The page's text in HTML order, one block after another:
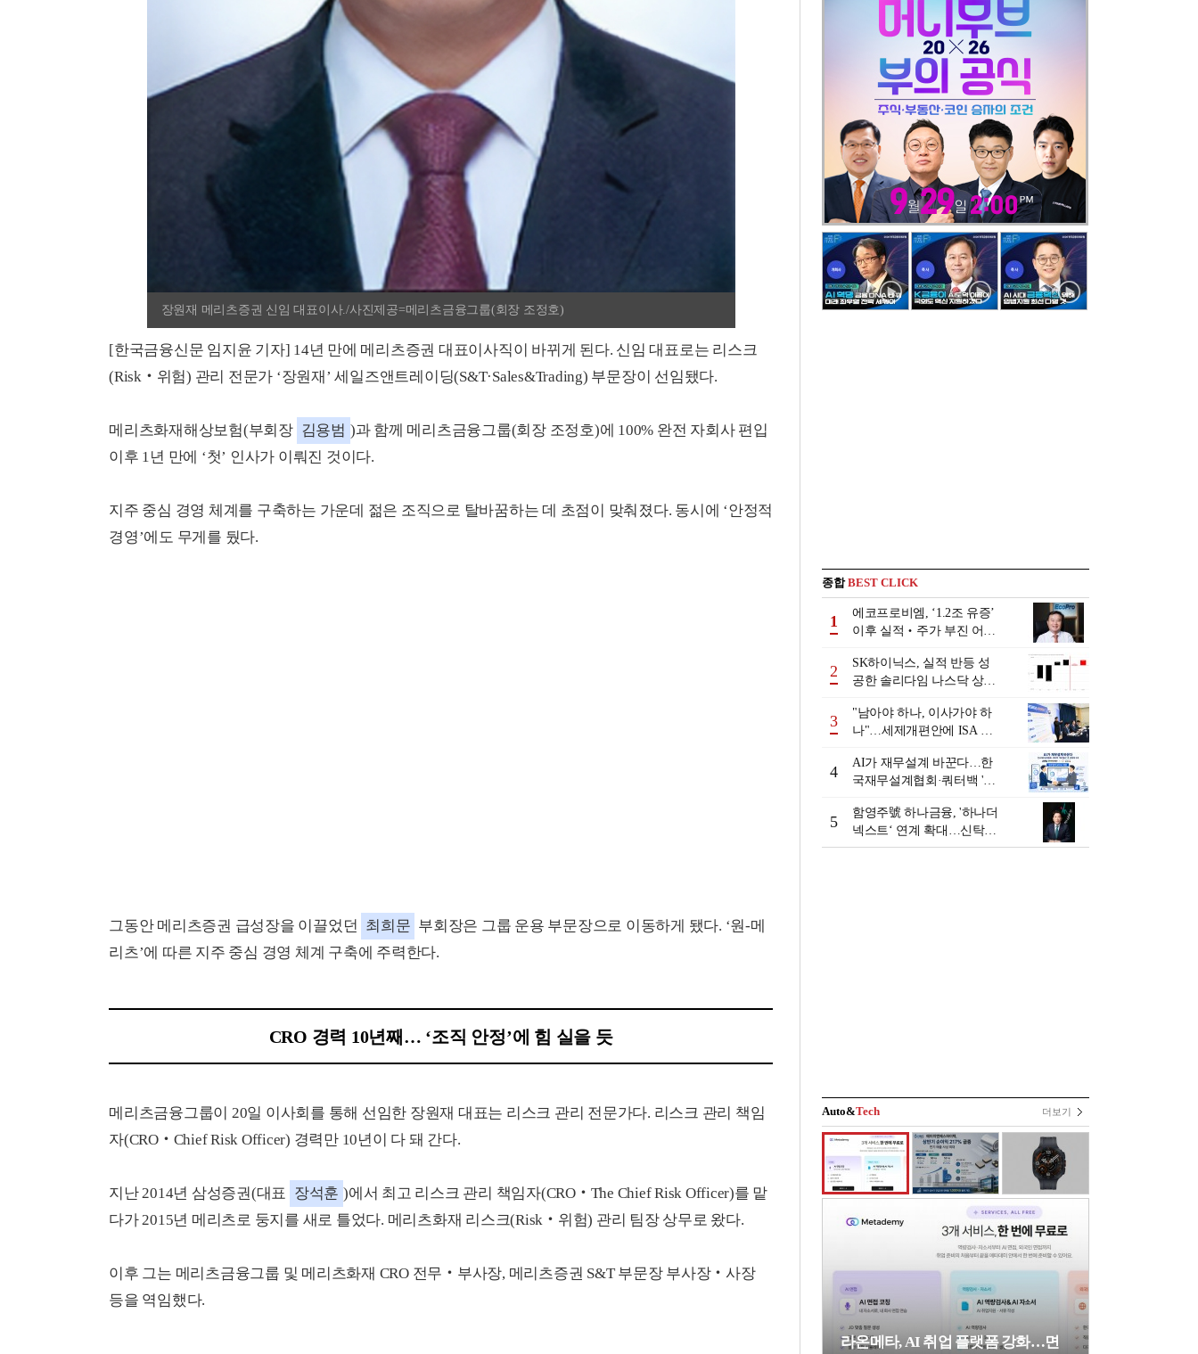
장원재 메리츠증권 신임 대표이사./사진제공=메리츠금융그룹(회장 조정호)
[한국금융신문 임지윤 기자] 14년 만에 메리츠증권 대표이사직이 바뀌게 된다. 신임 대표로는 리스크
(Risk‧위험) 관리 전문가 ‘장원재’ 세일즈앤트레이딩(S&T·Sales&Trading) 부문장이 선임됐다.
메리츠화재해상보험(부회장 김용범 )과 함께 메리츠금융그룹(회장 조정호)에 100% 완전 자회사 편입
이후 1년 만에 ‘첫’ 인사가 이뤄진 것이다.
지주 중심 경영 체계를 구축하는 가운데 젊은 조직으로 탈바꿈하는 데 초점이 맞춰졌다. 동시에 ‘안정적
경영’에도 무게를 뒀다.
그동안 메리츠증권 급성장을 이끌었던 최희문 부회장은 그룹 운용 부문장으로 이동하게 됐다. ‘원-메
리츠’에 따른 지주 중심 경영 체계 구축에 주력한다.
CRO 경력 10년째… ‘조직 안정’에 힘 실을 듯
메리츠금융그룹이 20일 이사회를 통해 선임한 장원재 대표는 리스크 관리 전문가다. 리스크 관리 책임
자(CRO‧Chief Risk Officer) 경력만 10년이 다 돼 간다.
지난 2014년 삼성증권(대표 장석훈 )에서 최고 리스크 관리 책임자(CRO‧The Chief Risk Officer)를 맡
다가 2015년 메리츠로 둥지를 새로 틀었다. 메리츠화재 리스크(Risk‧위험) 관리 팀장 상무로 왔다.
이후 그는 메리츠금융그룹 및 메리츠화재 CRO 전무‧부사장, 메리츠증권 S&T 부문장 부사장‧사장
등을 역임했다.
종합BEST CLICK
1
에코프로비엠, ‘1.2조 유증’
이후 실적‧주가 부진 어쩌
2
SK하이닉스, 실적 반등 성
공한 솔리다임 나스닥 상장
3
"남아야 하나, 이사가야 하
나"…세제개편안에 ISA 투
4
AI가 재무설계 바꾼다…한
국재무설계협회·쿼터백 '베
5
함영주號 하나금융, '하나더
넥스트‘ 연계 확대…신탁수
수료 2배 증가 효과 [금융 시
Auto&Tech 더보기
라온메타, AI 취업 플랫폼 강화…면